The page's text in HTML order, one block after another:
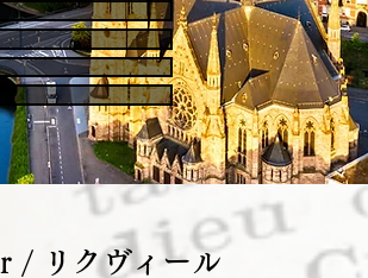
/ リクヴィール